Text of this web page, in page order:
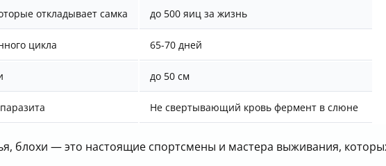
откладывает самка до 500 яиц за жизнь
цикла 65-70 дней
до 50 см
Не свертывающий кровь фермент в слюне
блохи — это настоящие спортсмены и мастера выживания,